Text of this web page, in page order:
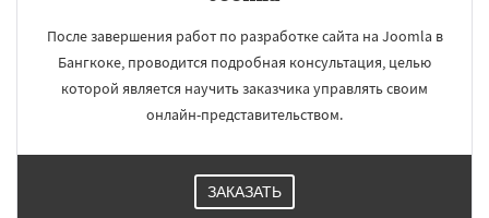
После завершения работ по разработке сайта на Joomla в
Бангкоке, проводится подробная консультация, целью
которой является научить заказчика управлять своим
онлайн-представительством.
ЗАКАЗАТЬ